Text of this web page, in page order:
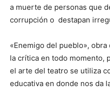
a muerte de personas que
corrupción o destapan
«Enemigo del pueblo»,
la crítica en todo momento,
el arte del teatro se utiliza
educativa en donde nos da